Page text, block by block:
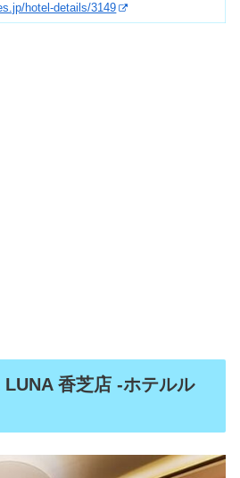
hotel-details/3149
LUNA 香芝店 -ホテルル